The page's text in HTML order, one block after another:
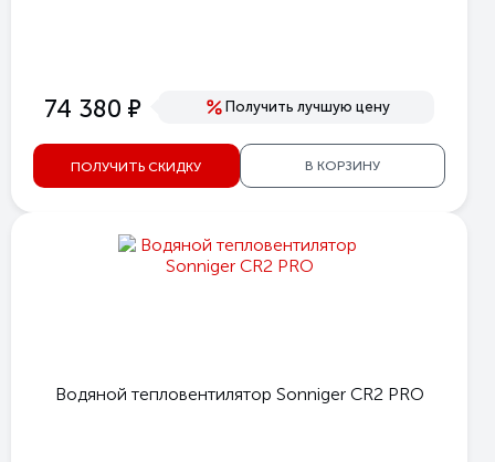
74 380 е Получить лучшую цену
ПОЛУЧИТЬ СКИДКУ В КОРЗИНУ
Водяной тепловентилятор Sonniger CR2 PRO